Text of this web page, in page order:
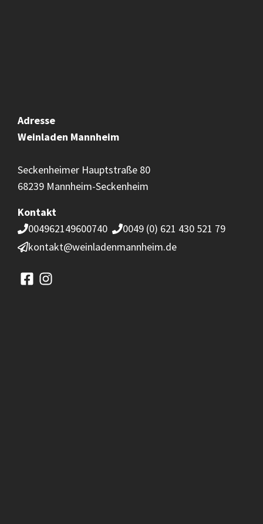
Adresse
Weinladen Mannheim
Seckenheimer Hauptstraße 80
68239 Mannheim-Seckenheim
Kontakt
004962149600740
0049 (0) 621 430 521 79
kontakt@weinladenmannheim.de